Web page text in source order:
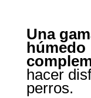
Una
húmedo
hacer
perros.